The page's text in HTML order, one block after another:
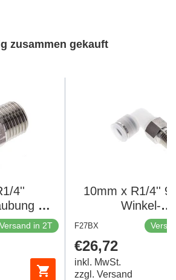
zusammen gekauft
4''
mit
PA
Versand in 2T
10mm x R1/4''
Winkel-
PA/Edelstahl
EPDM/PTFE
F27BX
Regulärer
Preis
€26,72
inkl. MwSt.
zzgl. Versand